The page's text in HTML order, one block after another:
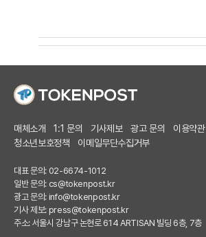
매체소개 1:1 문의 기사제보 광고 문의 이용약관
청소년보호정책
이메일무단수집거부
대표 문의: 02-6674-1012
일반 문의: cs@tokenpost.kr
광고 문의: info@tokenpost.kr
기사 제보: press@tokenpost.kr
주소: 서울시 강남구 논현로 614 ARTISAN 빌딩 6층, 7층